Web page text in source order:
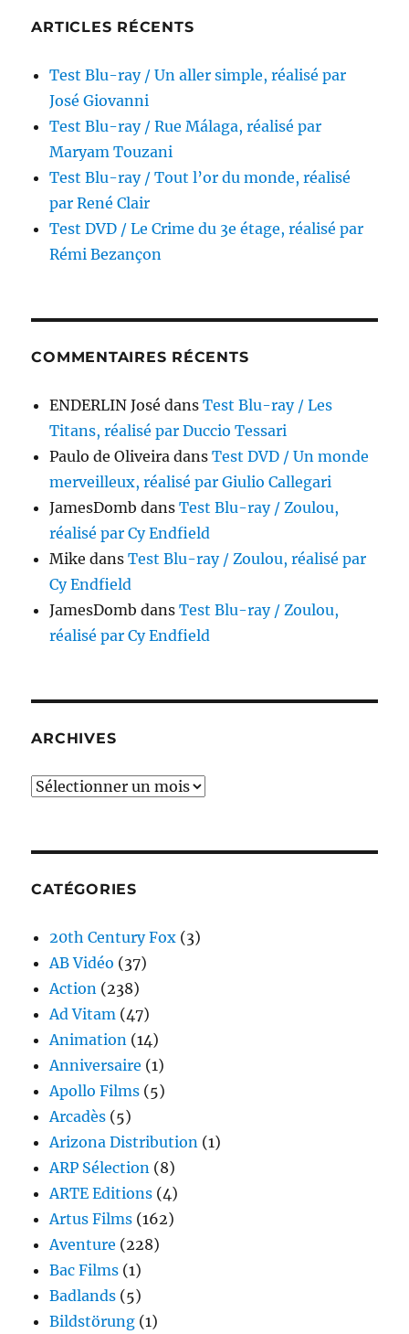
ARTICLES RÉCENTS
Test Blu-ray / Un aller simple, réalisé par
José Giovanni
Test Blu-ray / Rue Málaga, réalisé par
Maryam Touzani
Test Blu-ray / Tout l’or du monde, réalisé
par René Clair
Test DVD / Le Crime du 3e étage, réalisé par
Rémi Bezançon
COMMENTAIRES RÉCENTS
ENDERLIN José dansTest Blu-ray / Les
Titans, réalisé par Duccio Tessari
Paulo de Oliveira dansTest DVD / Un monde
merveilleux, réalisé par Giulio Callegari
JamesDomb dansTest Blu-ray / Zoulou,
réalisé par Cy Endfield
Mike dansTest Blu-ray / Zoulou, réalisé par
Cy Endfield
JamesDomb dansTest Blu-ray / Zoulou,
réalisé par Cy Endfield
ARCHIVES
Archives
CATÉGORIES
20th Century Fox (3)
AB Vidéo (37)
Action (238)
Ad Vitam (47)
Animation (14)
Anniversaire (1)
Apollo Films (5)
Arcadès (5)
Arizona Distribution (1)
ARP Sélection (8)
ARTE Editions (4)
Artus Films (162)
Aventure (228)
Bac Films (1)
Badlands (5)
Bildstörung (1)